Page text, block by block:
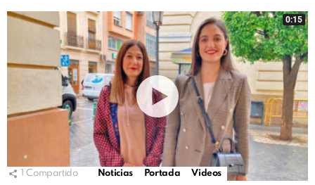
0:15
Compartido Noticias Portada Videos